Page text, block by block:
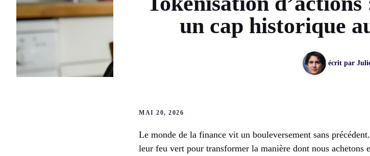
un cap historique
écrit par
MAI 20, 2026
Le monde de la finance vit un bouleversement sans
leur feu vert pour transformer la manière dont nous achetons